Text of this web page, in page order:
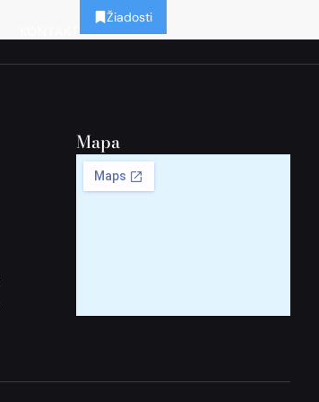
Žiadosti
Mapa